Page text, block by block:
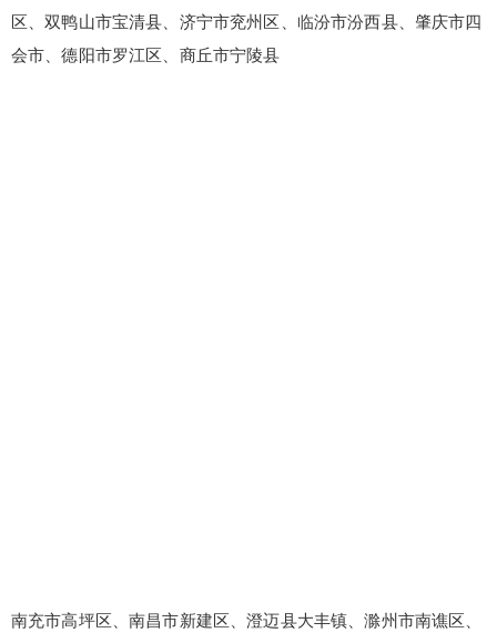
区、双鸭山市宝清县、济宁市兖州区、临汾市汾西县、肇庆市四
会市、德阳市罗江区、商丘市宁陵县
南充市高坪区、南昌市新建区、澄迈县大丰镇、滁州市南谯区、